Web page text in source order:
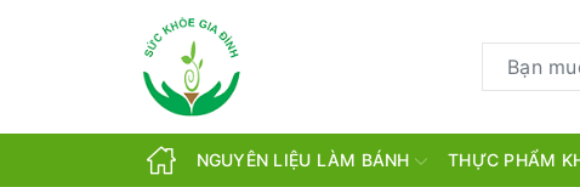
NGUYÊN LIỆU LÀM BÁNH THỰC PHẨM